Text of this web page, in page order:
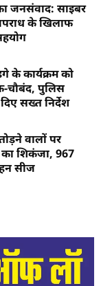
जनसंवाद: साइबर
के खिलाफ
के कार्यक्रम को
चौबंद, पुलिस
सख्त निर्देश
वालों पर
का शिकंजा, 967
सीज